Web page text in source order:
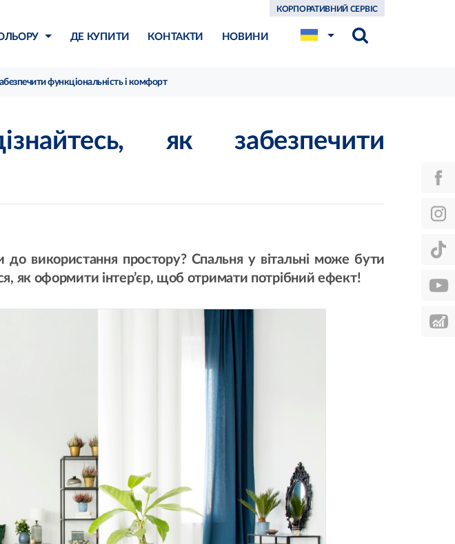
ДЕ КУПИТИ КОНТАКТИ НОВИНИ
КОРПОРАТИВНИЙ СЕРВІС
функціональність і комфорт
як забезпечити
використання простору? Спальня у вітальні може бути
як оформити інтер’єр, щоб отримати потрібний ефект!